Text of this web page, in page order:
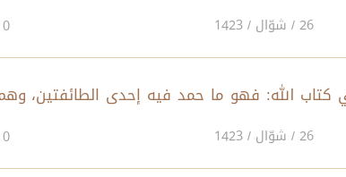
26 / شوّال / 1423 0
كتاب الله: فهو ما حمد فيه إحدى الطائفتين،
26 / شوّال / 1423 0